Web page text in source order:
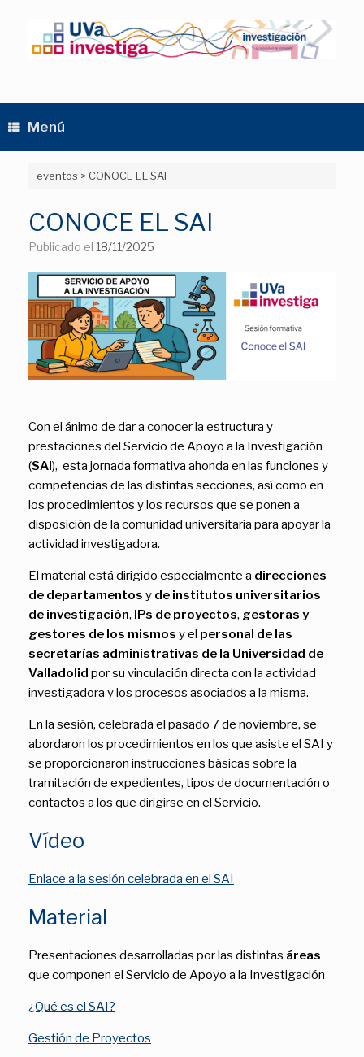
contenido
Menú
eventos > CONOCE EL SAI
CONOCE EL SAI
Publicado el 18/11/2025
Con el ánimo de dar a conocer la estructura y
prestaciones del Servicio de Apoyo a la Investigación
(SAI), esta jornada formativa ahonda en las funciones y
competencias de las distintas secciones, así como en
los procedimientos y los recursos que se ponen a
disposición de la comunidad universitaria para apoyar la
actividad investigadora.
El material está dirigido especialmente a direcciones
de departamentos y de institutos universitarios
de investigación, IPs de proyectos, gestoras y
gestores de los mismos y el personal de las
secretarías administrativas de la Universidad de
Valladolid por su vinculación directa con la actividad
investigadora y los procesos asociados a la misma.
En la sesión, celebrada el pasado 7 de noviembre, se
abordaron los procedimientos en los que asiste el SAI y
se proporcionaron instrucciones básicas sobre la
tramitación de expedientes, tipos de documentación o
contactos a los que dirigirse en el Servicio.
Vídeo
Enlace a la sesión celebrada en el SAI
Material
Presentaciones desarrolladas por las distintas áreas
que componen el Servicio de Apoyo a la Investigación
¿Qué es el SAI?
Gestión de Proyectos